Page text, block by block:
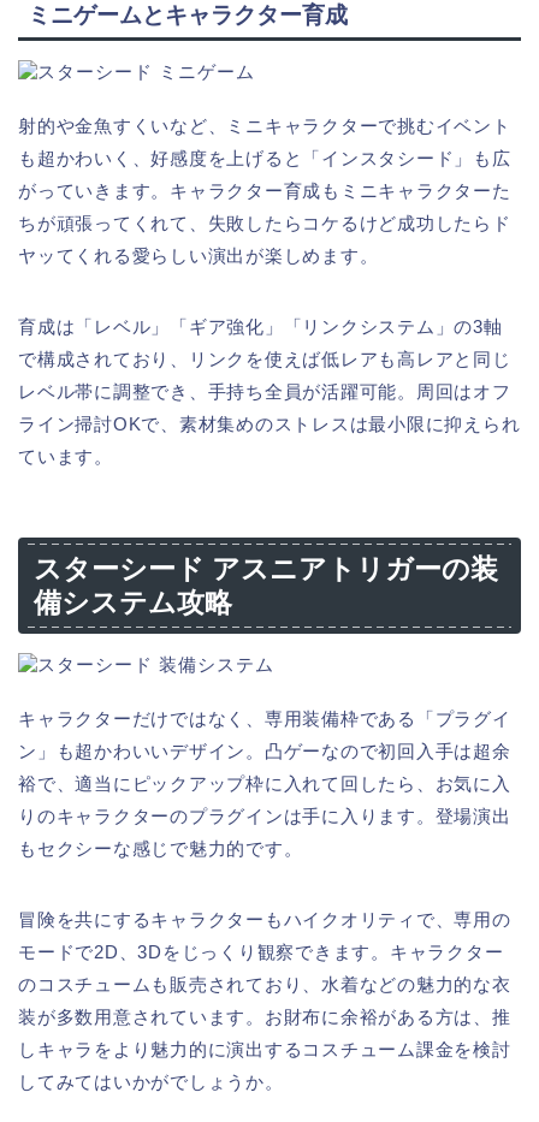
ミニゲームとキャラクター育成
射的や金魚すくいなど、ミニキャラクターで挑むイベント
も超かわいく、好感度を上げると「インスタシード」も広
がっていきます。キャラクター育成もミニキャラクターた
ちが頑張ってくれて、失敗したらコケるけど成功したらド
ヤッてくれる愛らしい演出が楽しめます。
育成は「レベル」「ギア強化」「リンクシステム」の3軸
で構成されており、リンクを使えば低レアも高レアと同じ
レベル帯に調整でき、手持ち全員が活躍可能。周回はオフ
ライン掃討OKで、素材集めのストレスは最小限に抑えられ
ています。
スターシード アスニアトリガーの装
備システム攻略
キャラクターだけではなく、専用装備枠である「プラグイ
ン」も超かわいいデザイン。凸ゲーなので初回入手は超余
裕で、適当にピックアップ枠に入れて回したら、お気に入
りのキャラクターのプラグインは手に入ります。登場演出
もセクシーな感じで魅力的です。
冒険を共にするキャラクターもハイクオリティで、専用の
モードで2D、3Dをじっくり観察できます。キャラクター
のコスチュームも販売されており、水着などの魅力的な衣
装が多数用意されています。お財布に余裕がある方は、推
しキャラをより魅力的に演出するコスチューム課金を検討
してみてはいかがでしょうか。